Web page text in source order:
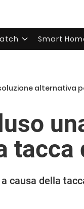
Smart
alternativa
tacca
causa della